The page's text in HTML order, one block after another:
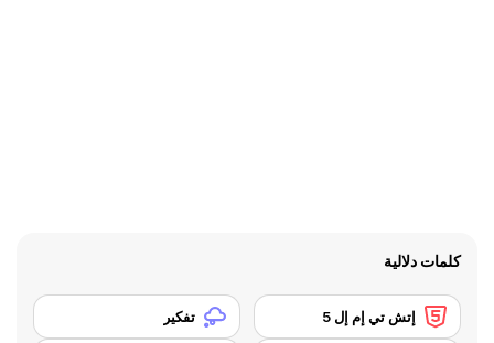
كلمات دلالية
إتش تي إم إل 5 تفكير